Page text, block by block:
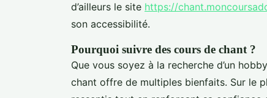
d’ailleurs le site https://
son accessibilité.
Pourquoi suivre des cours de chant ?
Que vous soyez à la recherche d’un
chant offre de multiples bienfaits. Sur le